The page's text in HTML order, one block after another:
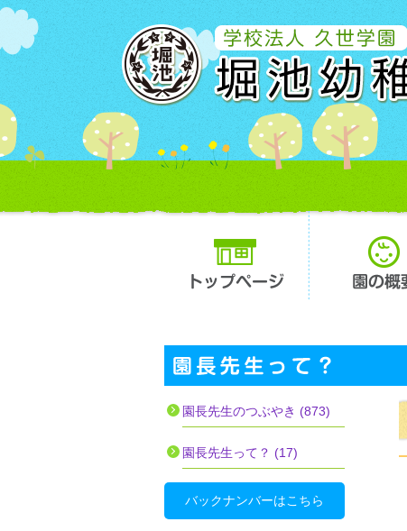
園長先生のつぶやき (873)
園長先生って？ (17)
バックナンバーはこちら